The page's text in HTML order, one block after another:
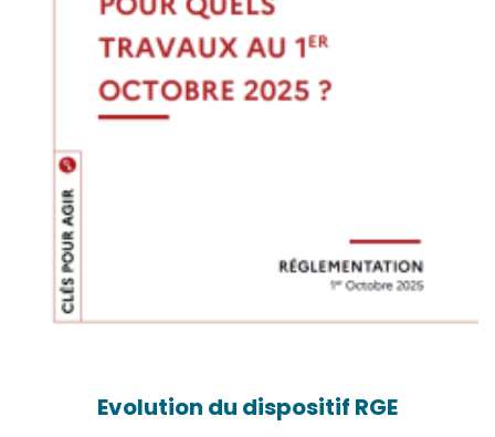
Evolution du dispositif RGE